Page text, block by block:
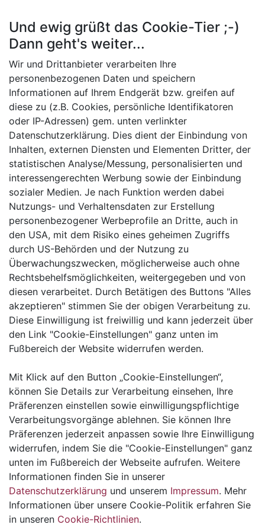
Aachen
+49 (0)151 70 50 16 97
mail@pension-
aachen.com
| Wohnen auf Zeit in Aachen
Wohnen auf Zeit
mitten im Herzen
von Aachen
Buchungsanfrage ohne
ReCaptcha
An dieser Stelle würden wir Ihnen
gerne unser komfortables
Buchungsformular anbieten.
Allerdings haben Sie in Ihren Cookie-Einstellungen der
Nutzung von Google-Diensten (hier Google
ReCaptcha) nicht zugestimmt. Google ReCaptcha
Und ewig grüßt das Cookie-Tier ;-)
Dann geht's weiter...
Wir und Drittanbieter verarbeiten Ihre
personenbezogenen Daten und speichern
Informationen auf Ihrem Endgerät bzw. greifen auf
diese zu (z.B. Cookies, persönliche Identifikatoren
oder IP-Adressen) gem. unten verlinkter
Datenschutzerklärung. Dies dient der Einbindung von
Inhalten, externen Diensten und Elementen Dritter, der
statistischen Analyse/Messung, personalisierten und
interessengerechten Werbung sowie der Einbindung
sozialer Medien. Je nach Funktion werden dabei
Nutzungs- und Verhaltensdaten zur Erstellung
personenbezogener Werbeprofile an Dritte, auch in
den USA, mit dem Risiko eines geheimen Zugriffs
durch US-Behörden und der Nutzung zu
Überwachungszwecken, möglicherweise auch ohne
Rechtsbehelfsmöglichkeiten, weitergegeben und von
diesen verarbeitet. Durch Betätigen des Buttons "Alles
akzeptieren" stimmen Sie der obigen Verarbeitung zu.
Diese Einwilligung ist freiwillig und kann jederzeit über
den Link "Cookie-Einstellungen" ganz unten im
Fußbereich der Website widerrufen werden.
Mit Klick auf den Button „Cookie-Einstellungen“,
können Sie Details zur Verarbeitung einsehen, Ihre
Präferenzen einstellen sowie einwilligungspflichtige
Verarbeitungsvorgänge ablehnen. Sie können Ihre
Präferenzen jederzeit anpassen sowie Ihre Einwilligung
widerrufen, indem Sie die "Cookie-Einstellungen" ganz
unten im Fußbereich der Webseite aufrufen. Weitere
Informationen finden Sie in unserer
Datenschutzerklärung und unserem Impressum. Mehr
Informationen über unsere Cookie-Politik erfahren Sie
in unseren Cookie-Richtlinien.